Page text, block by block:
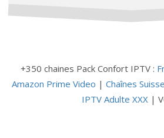
+350 chaines Pack Confort IPTV :
Amazon Prime Video | Chaînes Suisse
IPTV Adulte XXX |